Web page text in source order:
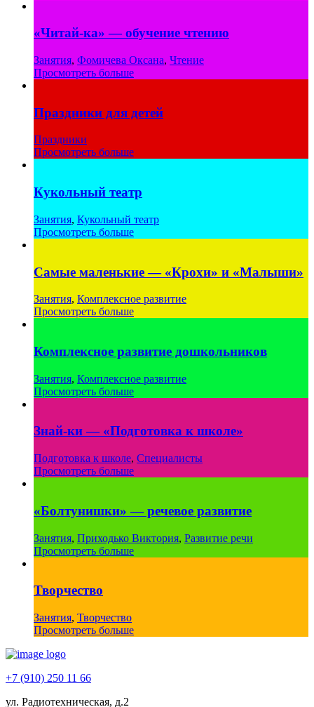
«Читай-ка» — обучение чтению
Занятия, Фомичева Оксана, Чтение
Просмотреть больше
Праздники для детей
Праздники
Просмотреть больше
Кукольный театр
Занятия, Кукольный театр
Просмотреть больше
Самые маленькие — «Крохи» и «Малыши»
Занятия, Комплексное развитие
Просмотреть больше
Комплексное развитие дошкольников
Занятия, Комплексное развитие
Просмотреть больше
Знай-ки — «Подготовка к школе»
Подготовка к школе, Специалисты
Просмотреть больше
«Болтунишки» — речевое развитие
Занятия, Приходько Виктория, Развитие речи
Просмотреть больше
Творчество
Занятия, Творчество
Просмотреть больше
+7 (910) 250 11 66
ул. Радиотехническая, д.2